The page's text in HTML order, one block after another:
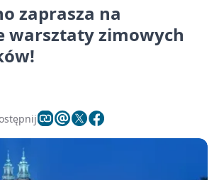
zaprasza na
warsztaty zimowych